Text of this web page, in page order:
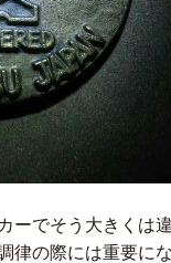
ーでそう大きくは
律の際には重要にな